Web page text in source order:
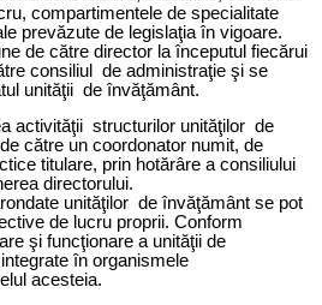
compartimentele de specialitate
prevăzute de legislaţia în vigoare.
de către director la începutul fiecărui
consiliul de administraţie şi se
unităţii de învăţământ.
activităţii structurilor unităţilor de
către un coordonator numit, de
titulare, prin hotărâre a consiliului
directorului.
unităţilor de învăţământ se pot
de lucru proprii. Conform
şi funcţionare a unităţii de
în organismele
acesteia.